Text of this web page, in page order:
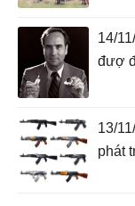
14/
đượ
13/
phát